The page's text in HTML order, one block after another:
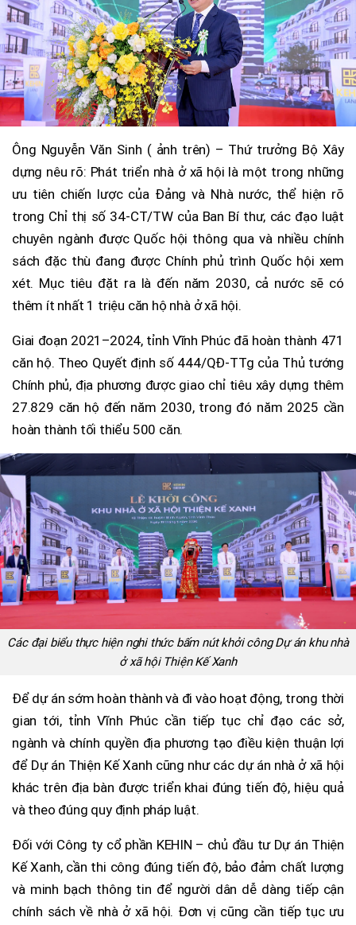
Ông Nguyễn Văn Sinh ( ảnh trên) – Thứ trưởng Bộ Xây
dựng nêu rõ: Phát triển nhà ở xã hội là một trong những
ưu tiên chiến lược của Đảng và Nhà nước, thể hiện rõ
trong Chỉ thị số 34-CT/TW của Ban Bí thư, các đạo luật
chuyên ngành được Quốc hội thông qua và nhiều chính
sách đặc thù đang được Chính phủ trình Quốc hội xem
xét. Mục tiêu đặt ra là đến năm 2030, cả nước sẽ có
thêm ít nhất 1 triệu căn hộ nhà ở xã hội.
Giai đoạn 2021–2024, tỉnh Vĩnh Phúc đã hoàn thành 471
căn hộ. Theo Quyết định số 444/QĐ-TTg của Thủ tướng
Chính phủ, địa phương được giao chỉ tiêu xây dựng thêm
27.829 căn hộ đến năm 2030, trong đó năm 2025 cần
hoàn thành tối thiểu 500 căn.
Các đại biểu thực hiện nghi thức bấm nút khởi công Dự án khu nhà
ở xã hội Thiện Kế Xanh
Để dự án sớm hoàn thành và đi vào hoạt động, trong thời
gian tới, tỉnh Vĩnh Phúc cần tiếp tục chỉ đạo các sở,
ngành và chính quyền địa phương tạo điều kiện thuận lợi
để Dự án Thiện Kế Xanh cũng như các dự án nhà ở xã hội
khác trên địa bàn được triển khai đúng tiến độ, hiệu quả
và theo đúng quy định pháp luật.
Đối với Công ty cổ phần KEHIN – chủ đầu tư Dự án Thiện
Kế Xanh, cần thi công đúng tiến độ, bảo đảm chất lượng
và minh bạch thông tin để người dân dễ dàng tiếp cận
chính sách về nhà ở xã hội. Đơn vị cũng cần tiếp tục ưu